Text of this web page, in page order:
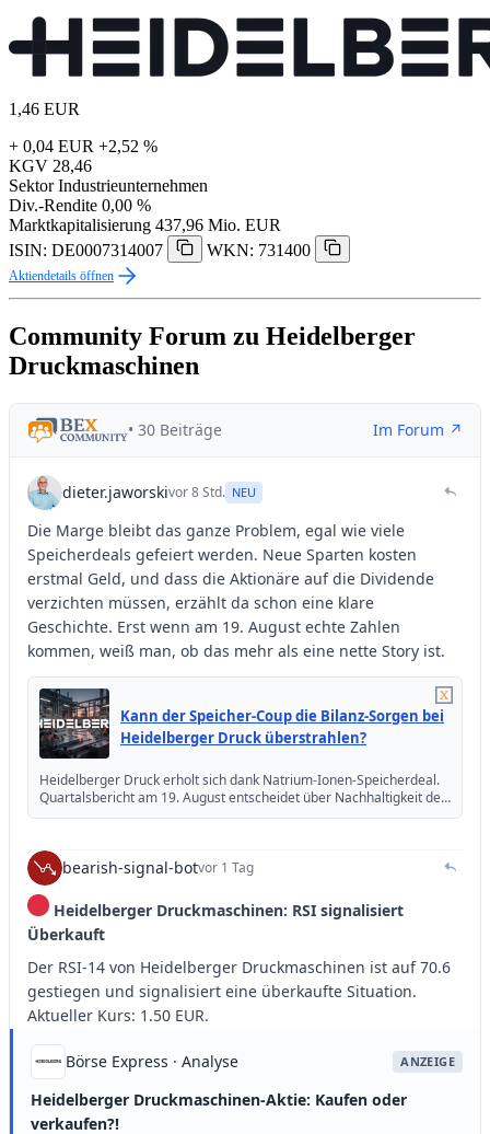
1,46 EUR
+ 0,04 EUR +2,52 %
KGV 28,46
Sektor Industrieunternehmen
Div.-Rendite 0,00 %
Marktkapitalisierung 437,96 Mio. EUR
ISIN: DE0007314007
WKN: 731400
Aktiendetails öffnen
Community Forum zu Heidelberger
Druckmaschinen